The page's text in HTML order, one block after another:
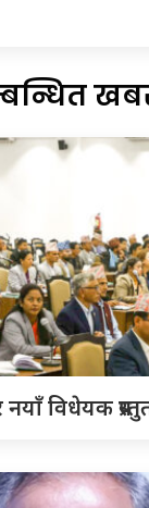
नयाँ विधेयक